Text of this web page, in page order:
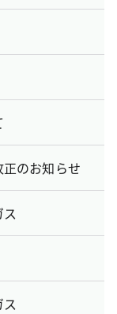
のお知らせ